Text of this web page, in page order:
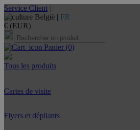
Service Client |
België | FR
€ (EUR)
Panier (0)
Tous les produits
Cartes de visite
Flyers et dépliants